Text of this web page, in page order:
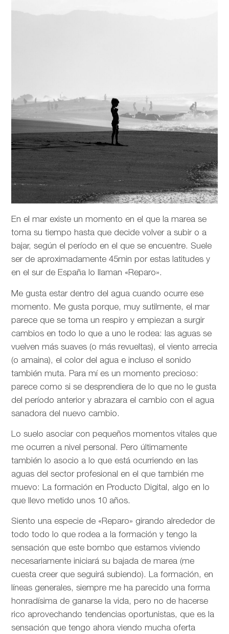
En el mar existe un momento en el que la marea se
toma su tiempo hasta que decide volver a subir o a
bajar, según el período en el que se encuentre. Suele
ser de aproximadamente 45min por estas latitudes y
en el sur de España lo llaman «Reparo».
Me gusta estar dentro del agua cuando ocurre ese
momento. Me gusta porque, muy sutilmente, el mar
parece que se toma un respiro y empiezan a surgir
cambios en todo lo que a uno le rodea: las aguas se
vuelven más suaves (o más revueltas), el viento arrecia
(o amaina), el color del agua e incluso el sonido
también muta. Para mí es un momento precioso:
parece como si se desprendiera de lo que no le gusta
del período anterior y abrazara el cambio con el agua
sanadora del nuevo cambio.
Lo suelo asociar con pequeños momentos vitales que
me ocurren a nivel personal. Pero últimamente
también lo asocio a lo que está ocurriendo en las
aguas del sector profesional en el que también me
muevo: La formación en Producto Digital, algo en lo
que llevo metido unos 10 años.
Siento una especie de «Reparo» girando alrededor de
todo todo lo que rodea a la formación y tengo la
sensación que este bombo que estamos viviendo
necesariamente iniciará su bajada de marea (me
cuesta creer que seguirá subiendo). La formación, en
líneas generales, siempre me ha parecido una forma
honradísima de ganarse la vida, pero no de hacerse
rico aprovechando tendencias oportunistas, que es la
sensación que tengo ahora viendo mucha oferta